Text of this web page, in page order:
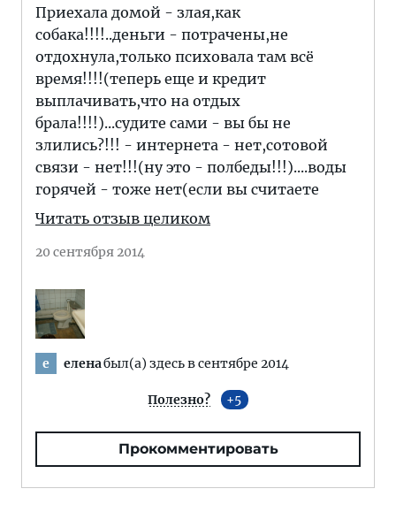
Приехала домой - злая,как
собака!!!!..деньги - потрачены,не
отдохнула,только психовала там всё
время!!!!(теперь еще и кредит
выплачивать,что на отдых
брала!!!!)...судите сами - вы бы не
злились?!!! - интернета - нет,сотовой
связи - нет!!!(ну это - полбеды!!!)....воды
горячей - тоже нет(если вы считаете
Читать отзыв целиком
20 сентября 2014
е еленабыл(а) здесь в сентябре 2014
Полезно? 5
Прокомментировать